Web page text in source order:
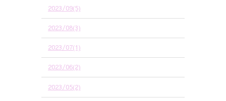
2023/09(5)
2023/08(3)
2023/07(1)
2023/06(2)
2023/05(2)